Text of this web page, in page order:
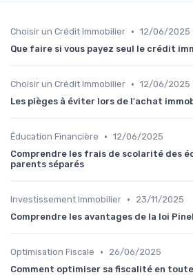
Choisir un Crédit Immobilier • 12/06/2025
Que faire si vous payez seul le crédit
Choisir un Crédit Immobilier • 12/06/2025
Les pièges à éviter lors de l'achat
Éducation Financière • 12/06/2025
Comprendre les frais de scolarité des
parents séparés
Investissement Immobilier •
23/11/2025
Comprendre les avantages de la loi
Optimisation Fiscale •
26/06/2025
Comment optimiser sa fiscalité en